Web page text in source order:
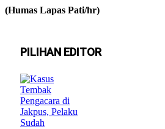
(Humas Lapas Pati/hr)
PILIHAN EDITOR